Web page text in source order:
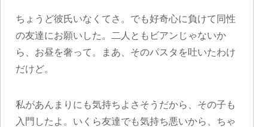
ちょうど彼氏いなくてさ。でも好奇心に負けて同性
の友達にお願いした。二人ともビアンじゃないか
ら、お昼を奢って。まあ、そのパスタを吐いたわけ
だけど。
私があんまりにも気持ちよさそうだから、その子も
入門したよ。いくら友達でも気持ち悪いから、ちゃ